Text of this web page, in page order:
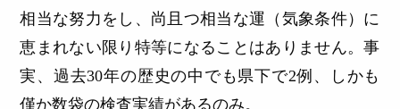
相当な努力をし、尚且つ相当な運（気象条件）に
恵まれない限り特等になることはありません。事
実、過去30年の歴史の中でも県下で2例、しかも
僅か数袋の検査実績があるのみ。